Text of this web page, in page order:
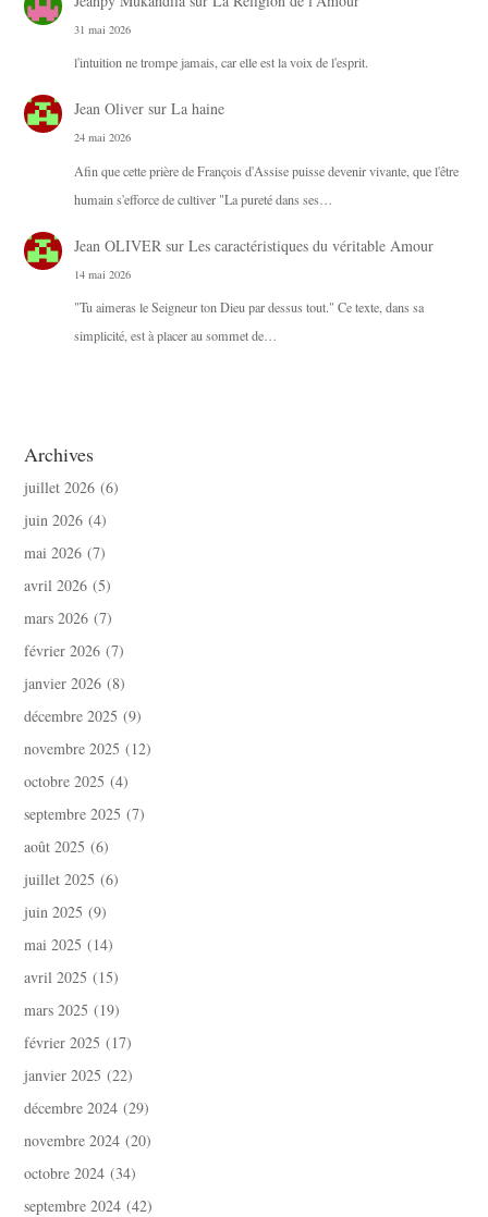
31 mai 2026
l'intuition ne trompe jamais, car elle est la voix de l'esprit.
Jean Oliversur La haine
24 mai 2026
Afin que cette prière de François d'Assise puisse devenir vivante, que l'être
humain s'efforce de cultiver "La pureté dans ses…
Jean OLIVERsur Les caractéristiques du véritable Amour
14 mai 2026
"Tu aimeras le Seigneur ton Dieu par dessus tout." Ce texte, dans sa
simplicité, est à placer au sommet de…
Archives
juillet 2026 (6)
juin 2026 (4)
mai 2026 (7)
avril 2026 (5)
mars 2026 (7)
février 2026 (7)
janvier 2026 (8)
décembre 2025 (9)
novembre 2025 (12)
octobre 2025 (4)
septembre 2025 (7)
août 2025 (6)
juillet 2025 (6)
juin 2025 (9)
mai 2025 (14)
avril 2025 (15)
mars 2025 (19)
février 2025 (17)
janvier 2025 (22)
décembre 2024 (29)
novembre 2024 (20)
octobre 2024 (34)
septembre 2024 (42)